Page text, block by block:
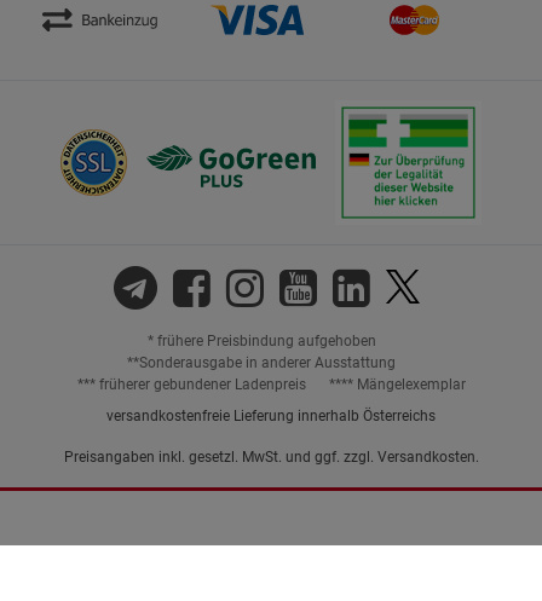
* frühere Preisbindung aufgehoben
**Sonderausgabe in anderer Ausstattung
*** früherer gebundener Ladenpreis
**** Mängelexemplar
versandkostenfreie Lieferung innerhalb Österreichs
Preisangaben inkl. gesetzl. MwSt. und ggf. zzgl. Versandkosten.